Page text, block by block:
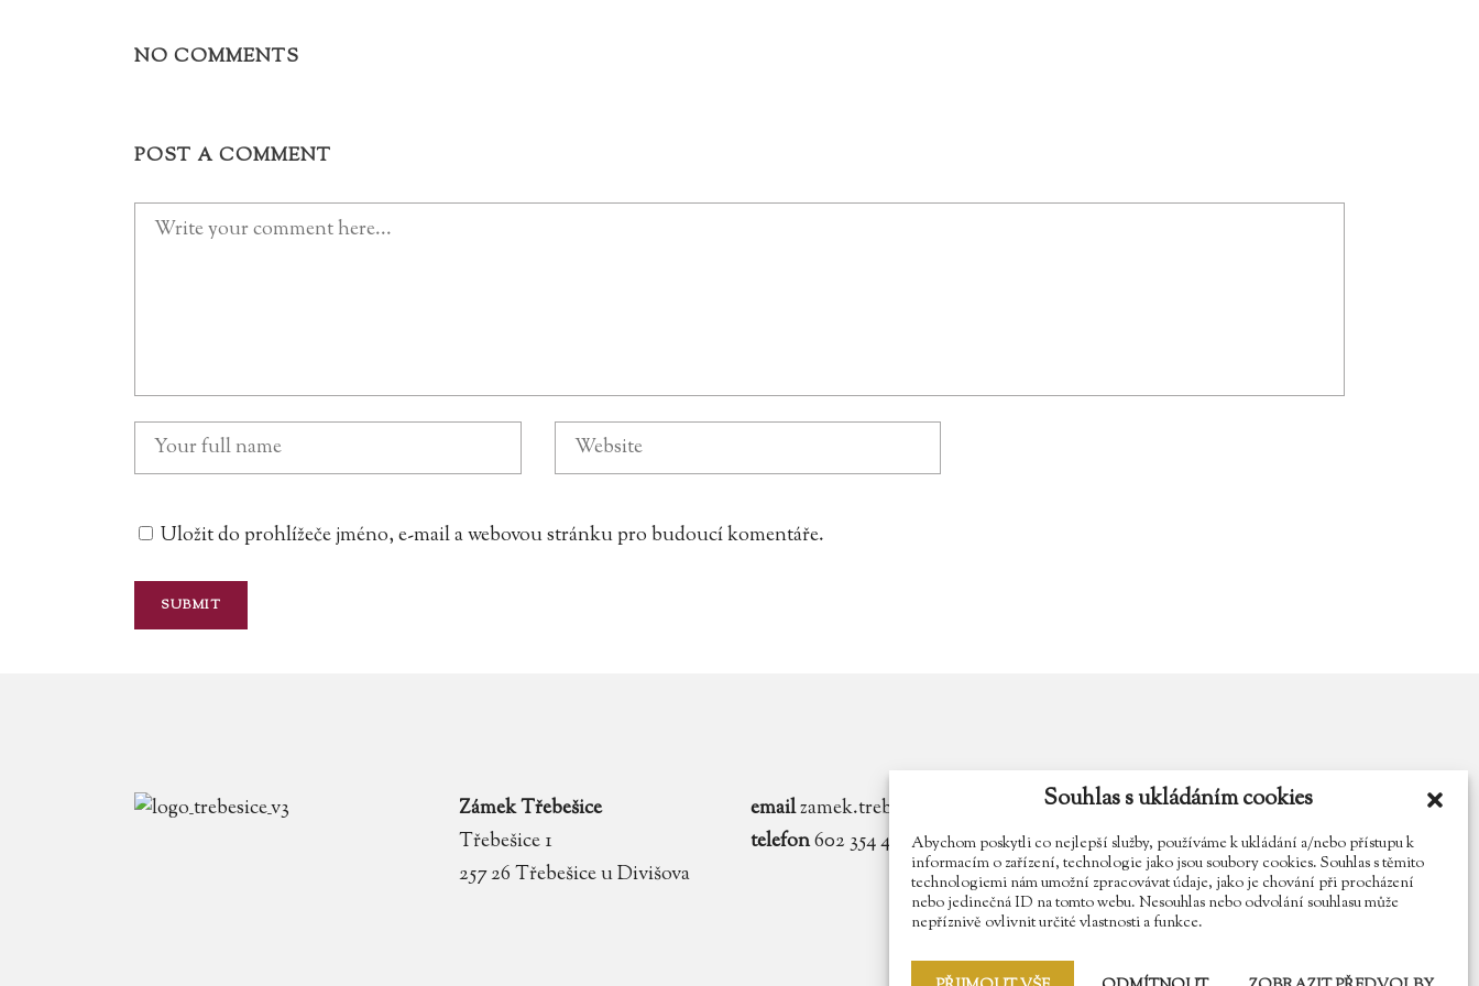
Souhlas s ukládáním cookies
Abychom poskytli co nejlepší služby, používáme k ukládání a/nebo přístupu k
informacím o zařízení, technologie jako jsou soubory cookies. Souhlas s těmito
technologiemi nám umožní zpracovávat údaje, jako je chování při procházení
nebo jedinečná ID na tomto webu. Nesouhlas nebo odvolání souhlasu může
nepříznivě ovlivnit určité vlastnosti a funkce.
NO COMMENTS
POST A COMMENT
Uložit do prohlížeče jméno, e-mail a webovou stránku pro budoucí komentáře.
Zámek Třebešice
Třebešice 1
257 26 Třebešice u Divišova
emailzamek.trebesice@volny.cz
telefon602 354 467
Najdete nás na Facebooku
Sledujte náš Instagram